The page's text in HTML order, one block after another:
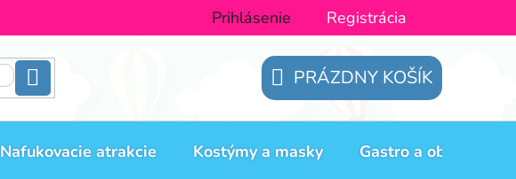
Prihlásenie Registrácia
NÁKUPNÝ
KOŠÍK
PRÁZDNY KOŠÍK
Nafukovacie atrakcie Kostýmy a masky Gastro a obaly